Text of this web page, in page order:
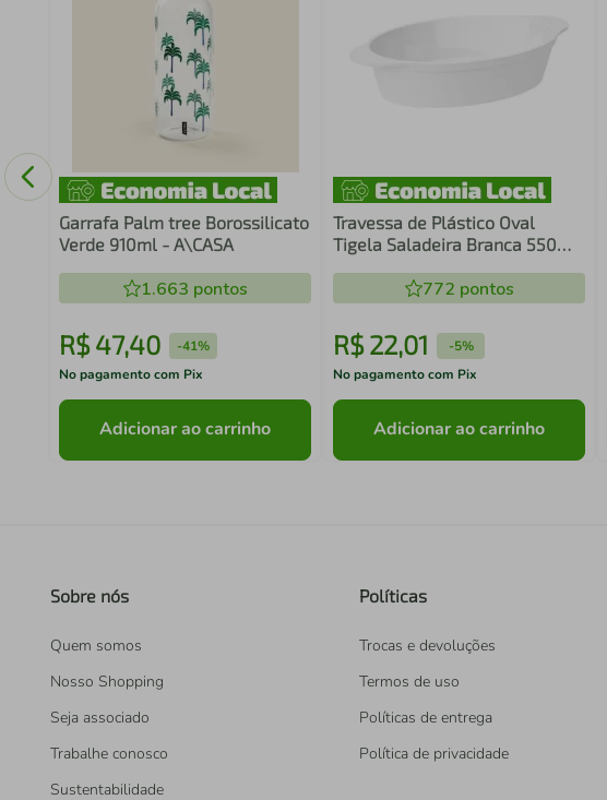
Garrafa Palm tree Borossilicato
Verde 910ml - A\CASA
1.663 pontos
R$ 47,40 -41%
No pagamento com Pix
Adicionar ao carrinho
Travessa de Plástico Oval
Tigela Saladeira Branca 550ml
772 pontos
R$ 22,01 -5%
No pagamento com Pix
Adicionar ao carrinho
Sobre nós
Quem somos
Nosso Shopping
Seja associado
Trabalhe conosco
Sustentabilidade
Políticas
Trocas e devoluções
Termos de uso
Políticas de entrega
Política de privacidade